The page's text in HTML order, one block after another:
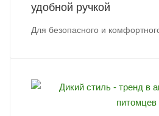
удобной ручкой
Для безопасного и